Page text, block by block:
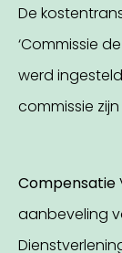
De
‘Commissie
werd
commissie
Compensatie
aanbeveling